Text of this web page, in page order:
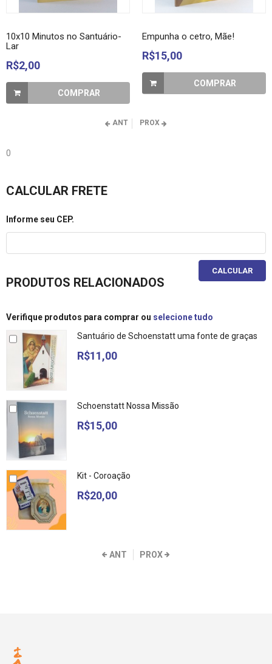
10x10 Minutos no Santuário-
Lar
R$2,00
COMPRAR
Empunha o cetro, Mãe!
R$15,00
COMPRAR
ANT PROX
0
CALCULAR FRETE
Informe seu CEP.
CALCULAR
PRODUTOS RELACIONADOS
Verifique produtos para comprar ou selecione tudo
Santuário de Schoenstatt uma fonte de graças
R$11,00
Schoenstatt Nossa Missão
R$15,00
Kit - Coroação
R$20,00
ANT PROX